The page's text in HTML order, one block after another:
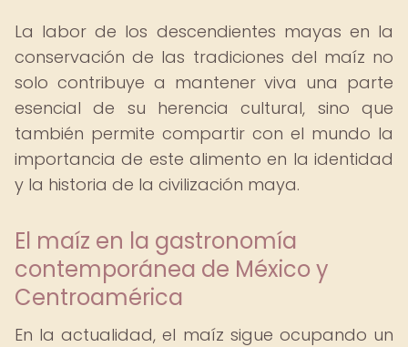
La labor de los descendientes mayas en la
conservación de las tradiciones del maíz no
solo contribuye a mantener viva una parte
esencial de su herencia cultural, sino que
también permite compartir con el mundo la
importancia de este alimento en la identidad
y la historia de la civilización maya.
El maíz en la gastronomía
contemporánea de México y
Centroamérica
En la actualidad, el maíz sigue ocupando un